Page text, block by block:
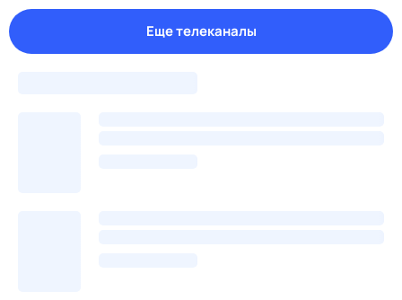
Еще телеканалы